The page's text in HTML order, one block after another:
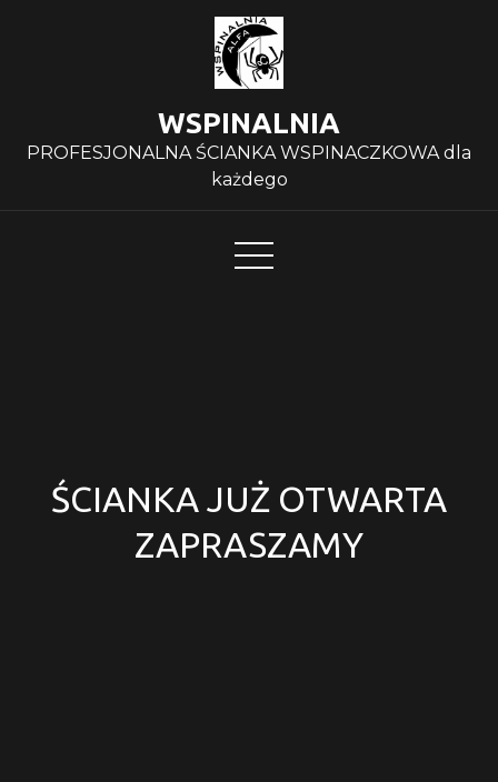
WSPINALNIA
PROFESJONALNA ŚCIANKA WSPINACZKOWA dla
każdego
ŚCIANKA JUŻ OTWARTA
ZAPRASZAMY